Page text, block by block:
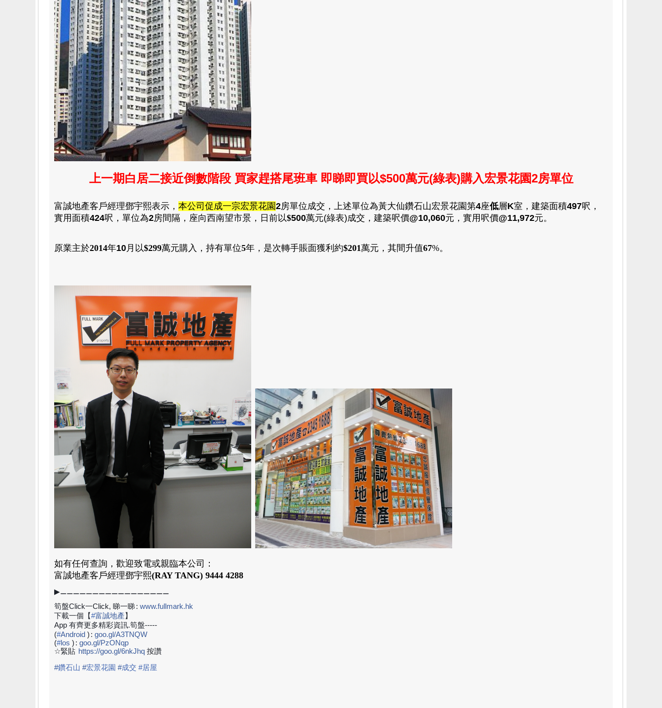
上一期白居二接近倒數階段 買家趕搭尾班車 即睇即買以$500萬元(綠表)購入宏景花園2房單位
富誠地產客戶經理鄧宇熙表示 ， 本公司促成一宗宏景花園2房單位成交 ， 上述單位為黃大仙鑽石山宏景花園第4座低層K室 ， 建築面積497呎 ，
實用面積424呎， 單位為2房間隔 ， 座向西南望市景 ，日前以$500萬元(綠表)成交 ，建築呎價@10,060元 ， 實用呎價@11,972元。
原業主於2014年10 月 以$299萬元購入 ， 持有單位5年 ， 是次轉手賬面獲利約$201萬元 ， 其間升值67%。
如有任何查詢，歡迎致電或親臨本公司：
富誠地產客戶經理鄧宇熙(RAY TANG) 9444 4288
▶⚊⚊⚊⚊⚊⚊⚊⚊⚊⚊⚊⚊⚊⚊⚊⚊⚊
筍盤Click一Click, 睇一睇: www.fullmark.hk
下載一個【#富誠地產】
App 有齊更多精彩資訊.筍盤-----
(#Android ) : goo.gl/A3TNQW
(#los ) : goo.gl/PzONqp
☆緊貼 https://goo.gl/6nkJhq 按讚
#鑽石山 #宏景花園 #成交 #居屋